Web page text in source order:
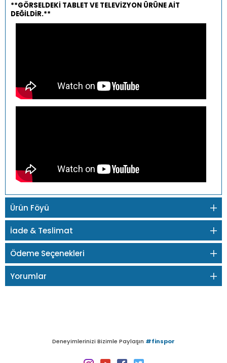
**GÖRSELDEKİ TABLET VE TELEVİZYON ÜRÜNE AİT
DEĞİLDİR.**
Ürün Föyü
İade & Teslimat
Ödeme Seçenekleri
Yorumlar
Deneyimlerinizi Bizimle Paylaşın #finspor